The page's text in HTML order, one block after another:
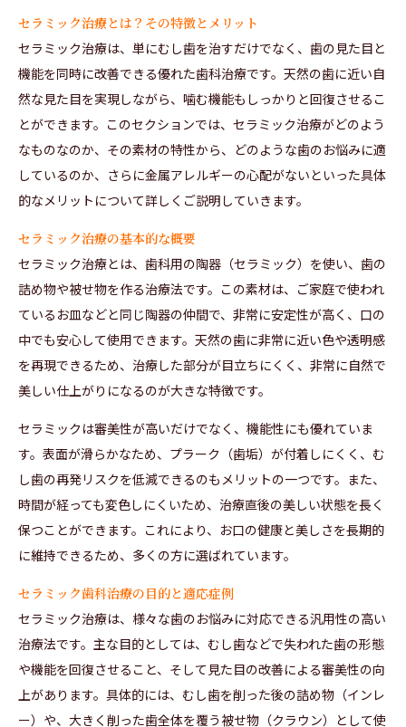
セラミック治療とは？その特徴とメリット
セラミック治療は、単にむし歯を治すだけでなく、歯の見た目と
機能を同時に改善できる優れた歯科治療です。天然の歯に近い自
然な見た目を実現しながら、噛む機能もしっかりと回復させるこ
とができます。このセクションでは、セラミック治療がどのよう
なものなのか、その素材の特性から、どのような歯のお悩みに適
しているのか、さらに金属アレルギーの心配がないといった具体
的なメリットについて詳しくご説明していきます。
セラミック治療の基本的な概要
セラミック治療とは、歯科用の陶器（セラミック）を使い、歯の
詰め物や被せ物を作る治療法です。この素材は、ご家庭で使われ
ているお皿などと同じ陶器の仲間で、非常に安定性が高く、口の
中でも安心して使用できます。天然の歯に非常に近い色や透明感
を再現できるため、治療した部分が目立ちにくく、非常に自然で
美しい仕上がりになるのが大きな特徴です。
セラミックは審美性が高いだけでなく、機能性にも優れていま
す。表面が滑らかなため、プラーク（歯垢）が付着しにくく、む
し歯の再発リスクを低減できるのもメリットの一つです。また、
時間が経っても変色しにくいため、治療直後の美しい状態を長く
保つことができます。これにより、お口の健康と美しさを長期的
に維持できるため、多くの方に選ばれています。
セラミック歯科治療の目的と適応症例
セラミック治療は、様々な歯のお悩みに対応できる汎用性の高い
治療法です。主な目的としては、むし歯などで失われた歯の形態
や機能を回復させること、そして見た目の改善による審美性の向
上があります。具体的には、むし歯を削った後の詰め物（インレ
ー）や、大きく削った歯全体を覆う被せ物（クラウン）として使